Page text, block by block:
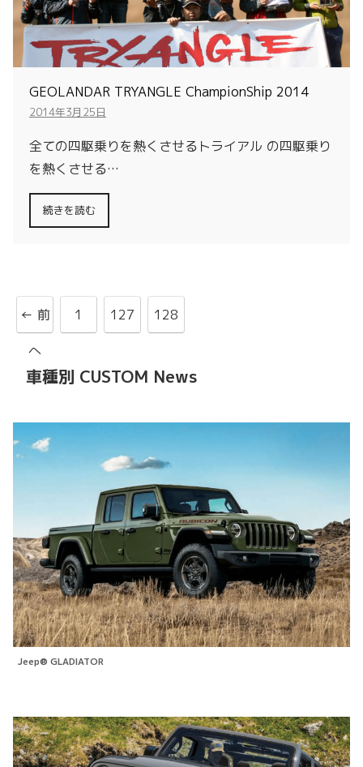
GEOLANDAR TRYANGLE ChampionShip 2014
2014年3月25日
全ての四駆乗りを熱くさせるトライアル の四駆乗り
を熱くさせる…
続きを読む
← 前
へ
1 127 128
車種別 CUSTOM News
Jeep® GLADIATOR